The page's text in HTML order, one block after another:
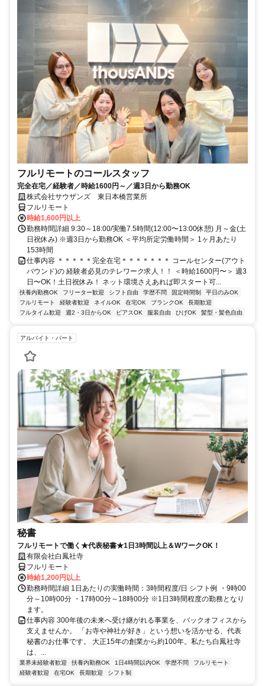
フルリモートのコールスタッフ
完全在宅／経験者／時給1600円～／週3日から勤務OK
株式会社サウザンズ 東日本橋営業所
フルリモート
時給1,600円以上
勤務時間詳細 9:30～18:00/実働7.5時間(12:00〜13:00休憩) 月～金(土
日祝休み) ※週3日から勤務OK ＜平均所定労働時間＞ 1ヶ月あたり
153時間
仕事内容 ＊＊＊＊＊完全在宅＊＊＊＊＊＊＊ コールセンター(アウト
バウンド)の 経験者必見のテレワーク求人！！ ＜時給1600円〜＞ 週3
日〜OK！土日祝休み！ ネット環境さえあれば即スタート可...
扶養内勤務OK フリーター歓迎 シフト自由 学歴不問 固定時間制
平日のみOK
フルリモート
経験者歓迎 ネイルOK 在宅OK ブランクOK
長期歓迎
フルタイム歓迎
週2・3日からOK ピアスOK 服装自由 ひげOK 髪型・髪色自由
アルバイト・パート
秘書
フルリモートで働く★代表秘書★1日3時間以上＆WワークOK！
有限会社白鳳社寺
フルリモート
時給1,200円以上
勤務時間詳細 1日あたりの実働時間：3時間程度/日 シフト例 ・9時00
分～10時00分 ・17時00分～18時00分 ※1日3時間程度の勤務となり
ます。
仕事内容 300年後の未来へ受け継がれる事業を、バックオフィスから
支えませんか。 「お寺や神社が好き」という想いを活かせる、代表
秘書のお仕事です。 大正15年の創業から約100年。私たち白鳳社寺
は、...
業界未経験者歓迎 扶養内勤務OK 1日4時間以内OK 学歴不問
フルリモート
経験者歓迎
在宅OK 長期歓迎 シフト制